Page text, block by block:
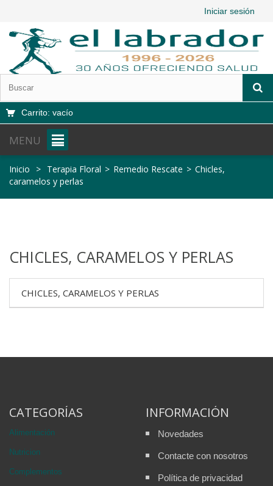
Iniciar sesión
Carrito: vacío
MENU
Inicio > Terapia Floral > Remedio Rescate > Chicles,
caramelos y perlas
CHICLES, CARAMELOS Y PERLAS
CHICLES, CARAMELOS Y PERLAS
CATEGORÍAS
Alimentación
Nutricion
Complementos
INFORMACIÓN
Novedades
Contacte con nosotros
Política de privacidad